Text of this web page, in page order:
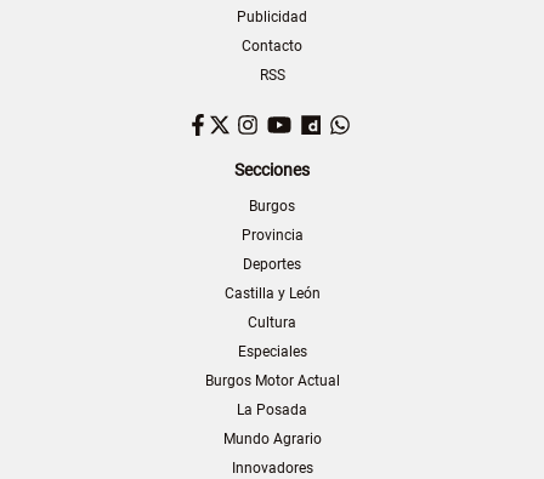
Publicidad
Contacto
RSS
Facebook
TwitterInstagram
YouTubeDailymotion
Secciones
Burgos
Provincia
Deportes
Castilla y León
Cultura
Especiales
Burgos Motor Actual
La Posada
Mundo Agrario
Innovadores